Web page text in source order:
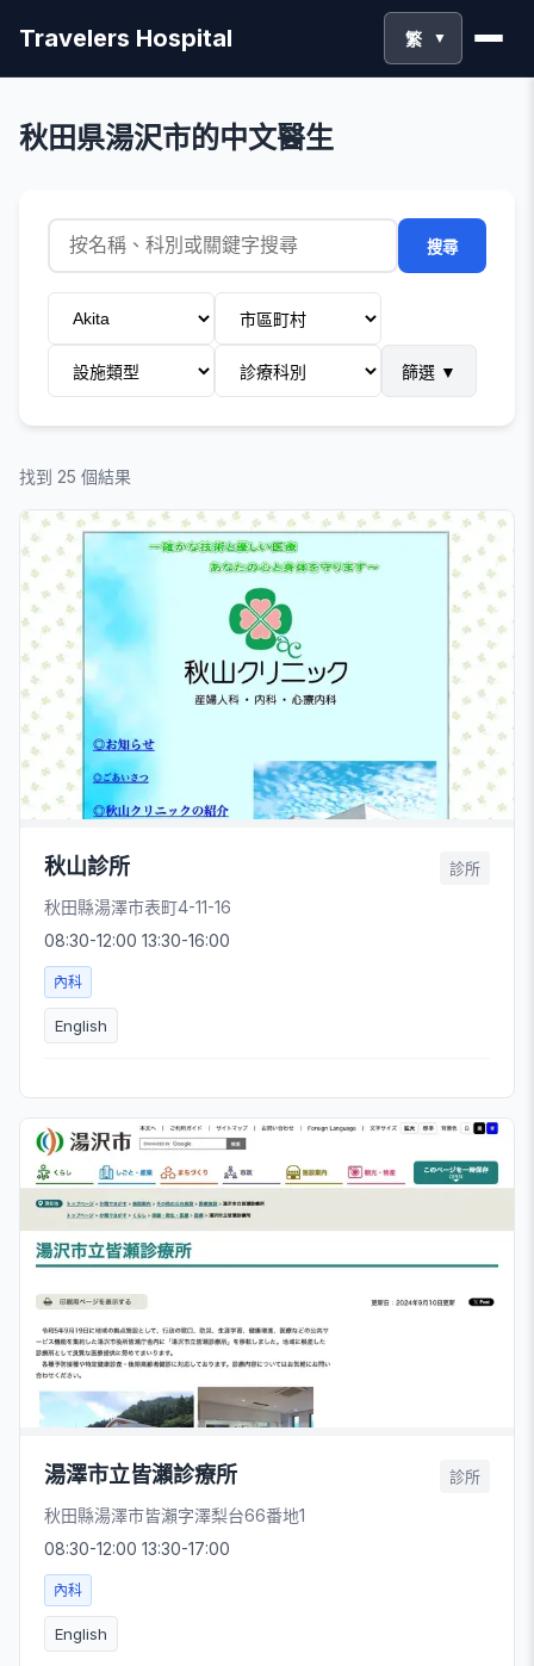
Travelers Hospital 繁 ▼
秋田県湯沢市的中文醫生
搜尋
篩選 ▼
找到 25 個結果
秋山診所 診所
秋田縣湯澤市表町4-11-16
08:30-12:00 13:30-16:00
內科
English
湯澤市立皆瀨診療所 診所
秋田縣湯澤市皆瀨字澤梨台66番地1
08:30-12:00 13:30-17:00
內科
English